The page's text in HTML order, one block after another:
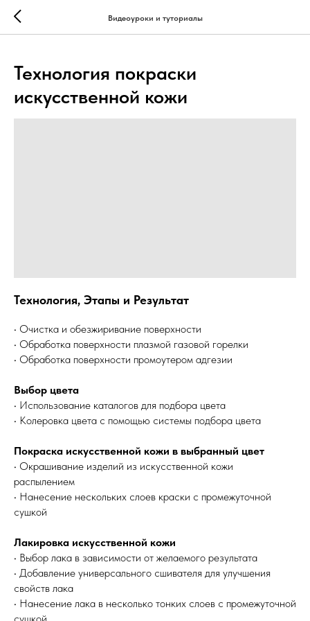
Видеоуроки и туториалы
Технология покраски
искусственной кожи
Технология, Этапы и Результат
• Очистка и обезжиривание поверхности
• Обработка поверхности плазмой газовой горелки
• Обработка поверхности промоутером адгезии
Выбор цвета
• Использование каталогов для подбора цвета
• Колеровка цвета с помощью системы подбора цвета
Покраска искусственной кожи в выбранный цвет
• Окрашивание изделий из искусственной кожи
распылением
• Нанесение нескольких слоев краски с промежуточной
сушкой
Лакировка искусственной кожи
• Выбор лака в зависимости от желаемого результата
• Добавление универсального сшивателя для улучшения
свойств лака
• Нанесение лака в несколько тонких слоев с промежуточной
сушкой